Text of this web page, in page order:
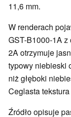
11,6 mm.
W renderach
GST-B1000-1A
2A otrzymuje
typowy niebieski
niż głęboki
Ceglasta
Źródło opisuje